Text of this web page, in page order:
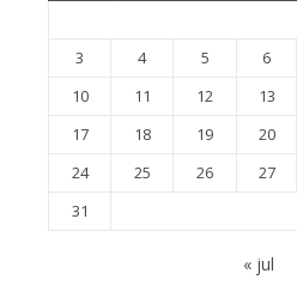
3
4 5 6
10
11 12 13
17
18 19 20
24
25 26 27
31
« jul